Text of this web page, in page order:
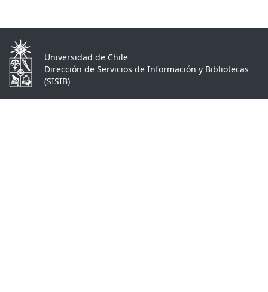
Universidad de Chile
Dirección de Servicios de Información y Bibliotecas
(SISIB)